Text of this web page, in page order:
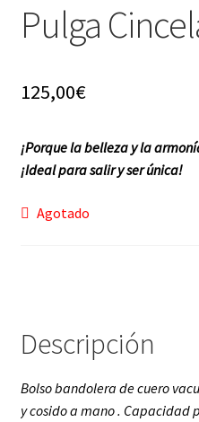
Gracias
Pulga
125,00€
¡Porque la belleza y la
¡Ideal para salir y ser única!
Agotado
Descripción
Bolso bandolera de cuero
y cosido a mano . Capacidad